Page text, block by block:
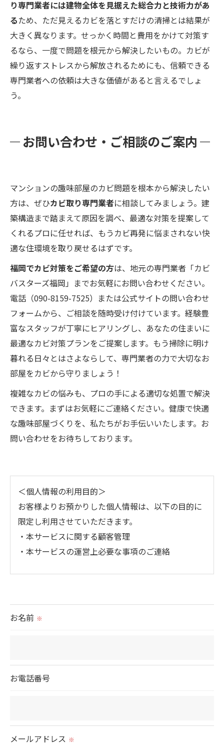
り専門業者には建物全体を見据えた総合力と技術力があ
るため、ただ見えるカビを落とすだけの清掃とは結果が
大きく異なります。せっかく時間と費用をかけて対策す
るなら、一度で問題を根元から解決したいもの。カビが
繰り返すストレスから解放されるためにも、信頼できる
専門業者への依頼は大きな価値があると言えるでしょ
う。
お問い合わせ・ご相談のご案内
マンションの趣味部屋のカビ問題を根本から解決したい
方は、ぜひカビ取り専門業者に相談してみましょう。建
築構造まで踏まえて原因を調べ、最適な対策を提案して
くれるプロに任せれば、もうカビ再発に悩まされない快
適な住環境を取り戻せるはずです。
福岡でカビ対策をご希望の方は、地元の専門業者「カビ
バスターズ福岡」までお気軽にお問い合わせください。
電話（090-8159-7525）または公式サイトの問い合わせ
フォームから、ご相談を随時受け付けています。経験豊
富なスタッフが丁寧にヒアリングし、あなたの住まいに
最適なカビ対策プランをご提案します。もう掃除に明け
暮れる日々とはさよならして、専門業者の力で大切なお
部屋をカビから守りましょう！
複雑なカビの悩みも、プロの手による適切な処置で解決
できます。まずはお気軽にご連絡ください。健康で快適
な趣味部屋づくりを、私たちがお手伝いいたします。お
問い合わせをお待ちしております。
＜個人情報の利用目的＞
お客様よりお預かりした個人情報は、以下の目的に
限定し利用させていただきます。
・本サービスに関する顧客管理
・本サービスの運営上必要な事項のご連絡
られた場合を除き、
当社では、利用目的の達成に必要な範囲において、
お名前 ※
お電話番号
メールアドレス ※